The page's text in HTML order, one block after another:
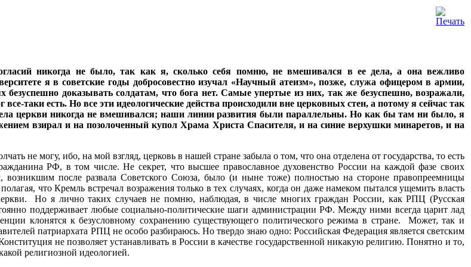
никогда не было, так как я, сколько себя помню, не вмешивался в ее дела, а она вежливо
я в советские годы добросовестно изучал «Научный атеизм», позже, служа офицером в армии,
безуспешно доказывать солдатам, что бога нет. Самые упертые из них, так же безуспешно, возражали,
все-таки есть. Но все эти идеологические действа происходили вне церковных стен, а потому я сейчас так
церкви никогда не вмешивался; наши линии развития были параллельны. Но как бы там ни было, я
взирал и на позолоченный купол Храма Христа Спасителя, и на синие верхушки минаретов, и на
не могу, ибо, на мой взгляд, церковь в нашей стране забыла о том, что она отделена от государства, то есть
РФ, в том числе. Не секрет, что высшее православное духовенство России на каждой фазе своих
возникшим после развала Советского Союза, было (и ныне тоже) полностью на стороне правопреемницы
что Кремль встречал возражения только в тех случаях, когда он даже намеком пытался ущемить власть
Но я лично таких случаев не помню, наблюдая, в числе многих граждан России, как РПЦ (Русская
поддерживает любые социально-политические шаги администрации РФ. Между ними всегда царит лад
клонятся к безусловному сохранению существующего политического режима в стране. Может, так и
патриархата РПЦ не особо разбираюсь. Но твердо знаю одно: Российская Федерация является светским
не позволяет устанавливать в России в качестве государственной никакую религию. Понятно и то,
религиозной идеологией.